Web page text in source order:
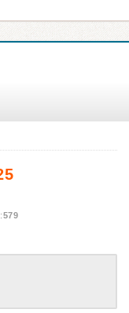
579